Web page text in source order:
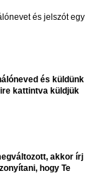
és jelszót egy
és küldünk
kattintva küldjük
akkor írj
hogy Te